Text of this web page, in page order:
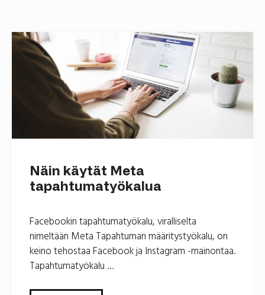
Näin käytät Meta
tapahtumatyökalua
Facebookin tapahtumatyökalu, viralliselta
nimeltään Meta Tapahtuman määritystyökalu, on
keino tehostaa Facebook ja Instagram -mainontaa.
Tapahtumatyökalu …